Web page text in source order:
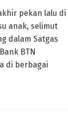
pekan lalu di
anak, selimut
dalam Satgas
BTN
di berbagai